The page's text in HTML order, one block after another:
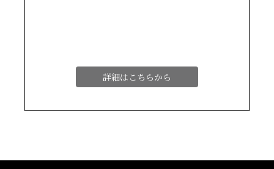
詳細はこちらから